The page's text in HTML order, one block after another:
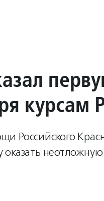
курсам
Российского
оказать